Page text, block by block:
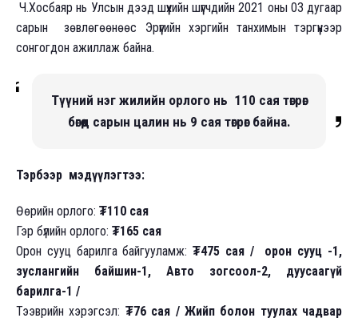
Ч.Хосбаяр нь Улсын дээд шүүхийн шүүгчдийн 2021 оны 03 дугаар
сарын зөвлөгөөнөөс Эрүүгийн хэргийн танхимын тэргүүнээр
сонгогдон ажиллаж байна.
Түүний нэг жилийн орлого нь 110 сая төгрөг
бөгөөд сарын цалин нь 9 сая төгрөг байна.
Тэрбээр мэдүүлэгтээ:
Өөрийн орлого: ₮110 сая
Гэр бүлийн орлого: ₮165 сая
Орон сууц барилга байгууламж: ₮475 сая / орон сууц -1,
зуслангийн байшин-1, Авто зогсоол-2, дуусаагүй
барилга-1 /
Тээврийн хэрэгсэл: ₮76 сая / Жийп болон туулах чадвар